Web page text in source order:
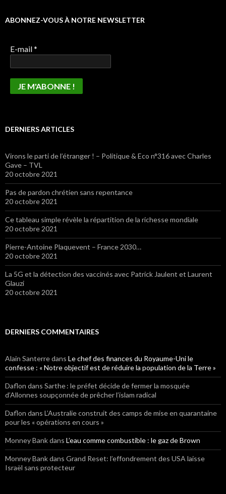
ABONNEZ-VOUS À NOTRE NEWSLETTER
E-mail*
DERNIERS ARTICLES
Virons le parti de l’étranger ! – Politique & Eco n°316 avec Charles
Gave – TVL
20 octobre 2021
Pas de pardon chrétien sans repentance
20 octobre 2021
Ce tableau simple révèle la répartition de la richesse mondiale
20 octobre 2021
Pierre-Antoine Plaquevent – France 2030…
20 octobre 2021
La 5G et la détection des vaccinés avec Patrick Jaulent et Laurent
Glauzi
20 octobre 2021
DERNIERS COMMENTAIRES
Alain Santerredans Le chef des finances du Royaume-Uni le
confesse : « Notre objectif est de réduire la population de la Terre »
Daflon dans Sarthe : le préfet décide de fermer la mosquée
d’Allonnes soupçonnée de prêcher l’islam radical
Daflon dans L’Australie construit des camps de mise en quarantaine
pour les « opérations en cours »
Monney Bankdans L’eau comme combustible : le gaz de Brown
Monney Bankdans Grand Reset: l’effondrement des USA laisse
Israël sans protecteur